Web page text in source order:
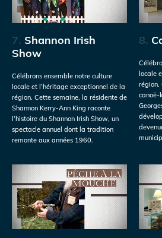
7. Shannon Irish
Show
Célébrons ensemble notre culture
locale et l’héritage exceptionnel de la
région. Cette semaine, la résidente de
Shannon Kerry-Ann King raconte
l’histoire du Shannon Irish Show, un
spectacle annuel dont la tradition
remonte aux années 1960.
8.
locale
région.
canoë-